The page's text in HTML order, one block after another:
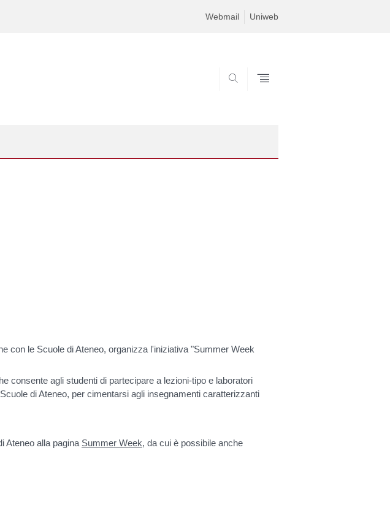
Webmail Uniweb
con le Scuole di Ateneo, organizza l'iniziativa "Summer Week
consente agli studenti di partecipare a lezioni-tipo e laboratori
di Ateneo, per cimentarsi agli insegnamenti caratterizzanti
Ateneo alla pagina Summer Week, da cui è possibile anche